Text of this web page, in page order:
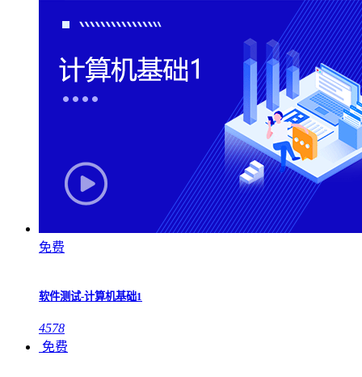
免费
软件测试-计算机基础1
4578
免费